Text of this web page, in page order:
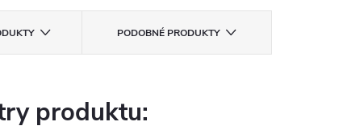
PODOBNÉ PRODUKTY
produktu: